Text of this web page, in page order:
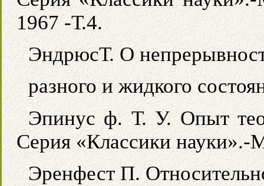
1967 -Т.4.
ЭндрюсТ. О
разного и жидкого
Эпинус ф. Т. У. Опыт
Серия «Классики
Эренфест П.